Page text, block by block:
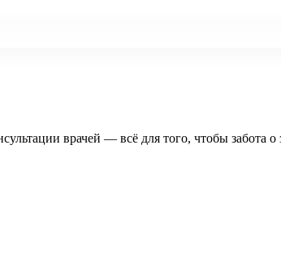
врачей — всё для того, чтобы забота